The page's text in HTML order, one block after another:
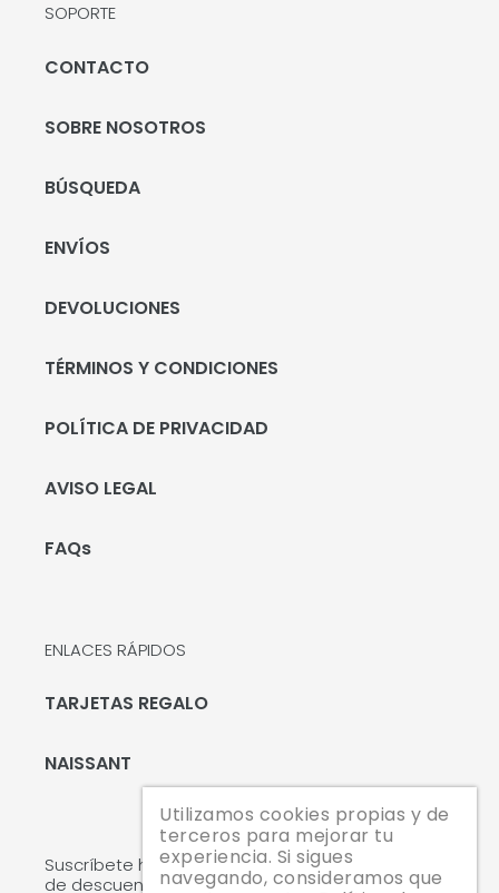
SOPORTE
CONTACTO
SOBRE NOSOTROS
BÚSQUEDA
ENVÍOS
DEVOLUCIONES
TÉRMINOS Y CONDICIONES
POLÍTICA DE PRIVACIDAD
AVISO LEGAL
FAQs
ENLACES RÁPIDOS
TARJETAS REGALO
NAISSANT
Suscríbete hoy mismo y te enviaremos un código
de descuento del 10 % para tu primera compra.
Utilizamos cookies propias y de
terceros para mejorar tu
experiencia. Si sigues
navegando, consideramos que